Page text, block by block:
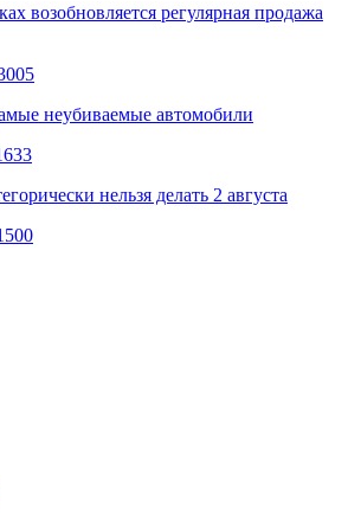
возобновляется регулярная продажа
неубиваемые автомобили
нельзя делать 2 августа